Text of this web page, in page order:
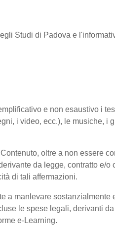
Studi di Padova e
e non esaustivo i
i video, ecc.), le musiche, i
oltre a non essere
da legge, contratto e/o
di tali affermazioni.
manlevare sostanzialmente
le spese legali, derivanti
e-Learning.